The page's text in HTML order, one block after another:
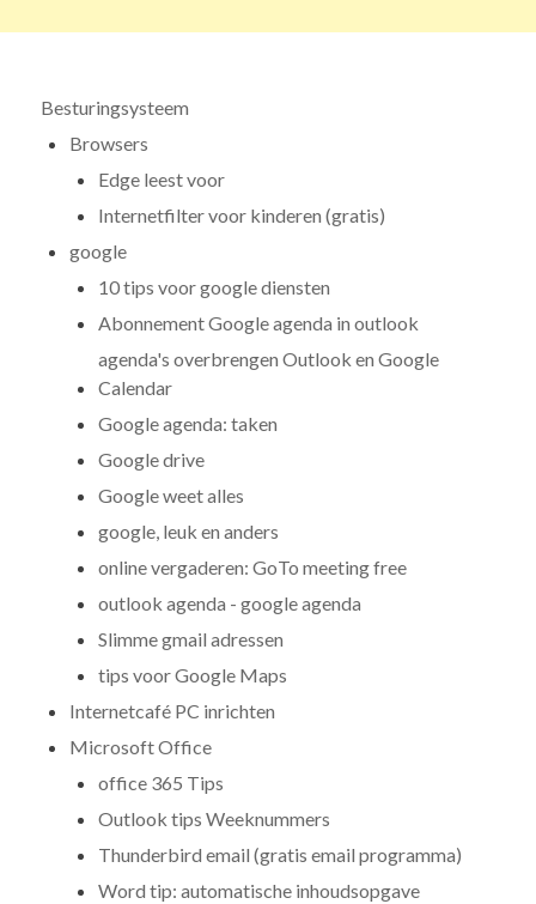
Besturingsysteem
Browsers
Edge leest voor
Internetfilter voor kinderen (gratis)
google
10 tips voor google diensten
Abonnement Google agenda in outlook
agenda's overbrengen Outlook en Google
Calendar
Google agenda: taken
Google drive
Google weet alles
google, leuk en anders
online vergaderen: GoTo meeting free
outlook agenda - google agenda
Slimme gmail adressen
tips voor Google Maps
Internetcafé PC inrichten
Microsoft Office
office 365 Tips
Outlook tips Weeknummers
Thunderbird email (gratis email programma)
Word tip: automatische inhoudsopgave